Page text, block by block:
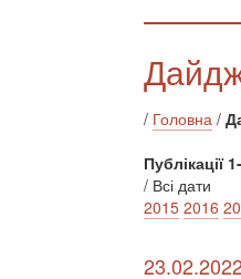
/ Головна /
Публікації
/ Всі дати
2015 2016